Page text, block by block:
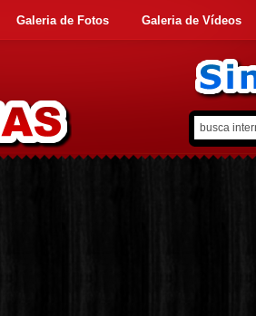
Galeria de Fotos Galeria de Vídeos